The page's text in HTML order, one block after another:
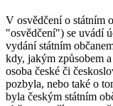
V osvědčení o státním
"osvědčení") se uvádí
vydání státním
kdy, jakým způsobem
osoba české či
pozbyla, nebo také o
byla českým státním